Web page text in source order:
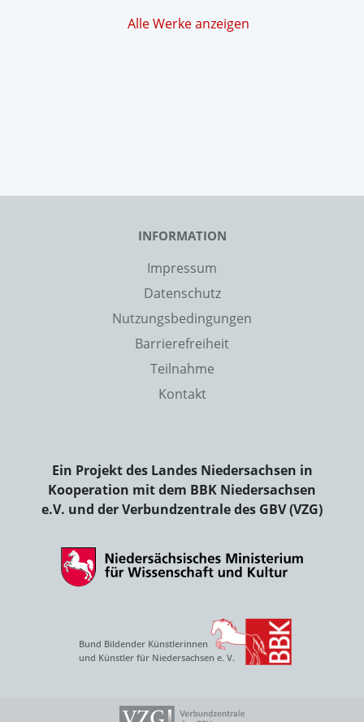
Alle Werke anzeigen
INFORMATION
Impressum
Datenschutz
Nutzungsbedingungen
Barrierefreiheit
Teilnahme
Kontakt
Ein Projekt des Landes Niedersachsen in
Kooperation mit dem BBK Niedersachsen
e.V. und der Verbundzentrale des GBV (VZG)
Bund Bildender Künstlerinnen
und Künstler für Niedersachsen e. V.